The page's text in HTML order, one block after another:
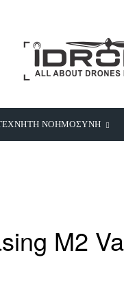
ΝΟΗΜΟΣΥΝΗ
M2